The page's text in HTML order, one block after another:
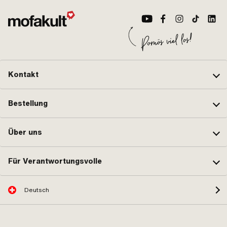
Kontakt
Bestellung
Über uns
Für Verantwortungsvolle
Deutsch